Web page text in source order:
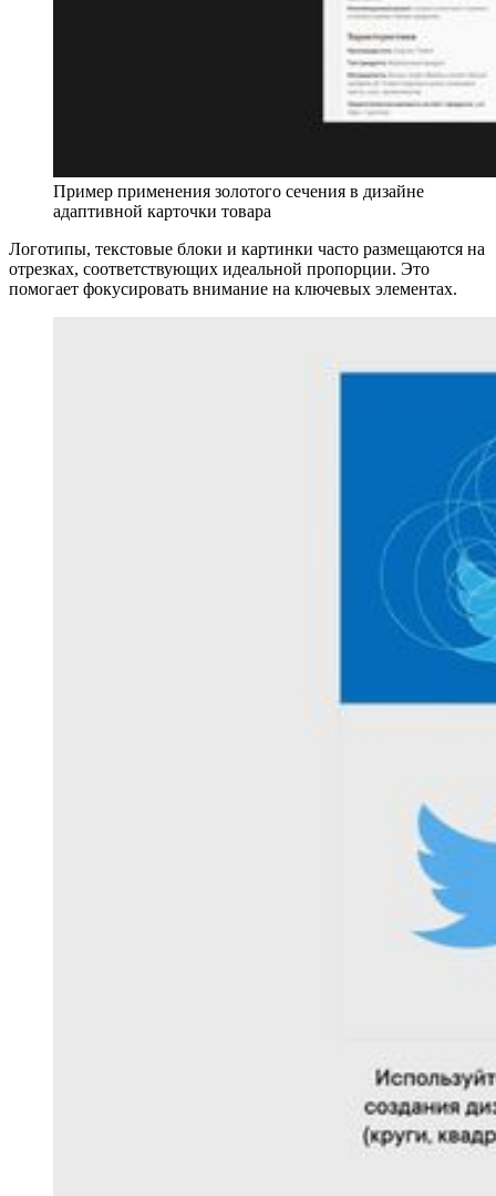
Пример применения золотого сечения в дизайне
адаптивной карточки товара
Логотипы, текстовые блоки и картинки часто размещаются на
отрезках, соответствующих идеальной пропорции. Это
помогает фокусировать внимание на ключевых элементах.